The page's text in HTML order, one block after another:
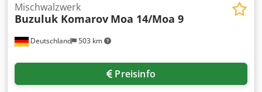
Deutschland 503 km
Mischwalzwerk
Buzuluk Komarov Moa 14/Moa 9
Preisinfo